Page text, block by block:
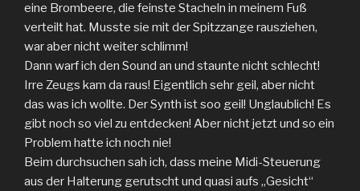
eine Brombeere, die feinste Stacheln in meinem Fuß
verteilt hat. Musste sie mit der Spitzzange rausziehen,
war aber nicht weiter schlimm!
Dann warf ich den Sound an und staunte nicht schlecht!
Irre Zeugs kam da raus! Eigentlich sehr geil, aber nicht
das was ich wollte. Der Synth ist soo geil! Unglaublich! Es
gibt noch so viel zu entdecken! Aber nicht jetzt und so ein
Problem hatte ich noch nie!
Beim durchsuchen sah ich, dass meine Midi-Steuerung
aus der Halterung gerutscht und quasi aufs „Gesicht“